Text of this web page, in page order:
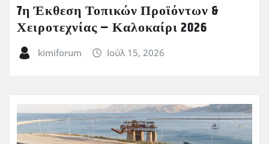
7η Έκθεση Τοπικών Προϊόντων &
Χειροτεχνίας – Καλοκαίρι 2026
kimiforum Ιούλ 15, 2026